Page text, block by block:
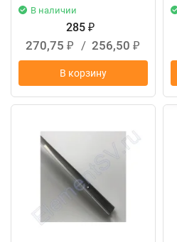
В наличии
285 ₽
270,75 ₽ / 256,50 ₽
В корзину